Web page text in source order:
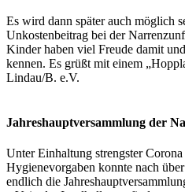
Es wird dann später auch möglich
Unkostenbeitrag bei der
Kinder haben viel Freude damit
kennen. Es grüßt mit einem
Lindau/B. e.V.
Jahreshauptversammlung der
Unter Einhaltung strengster
Hygienevorgaben konnte nach
endlich die